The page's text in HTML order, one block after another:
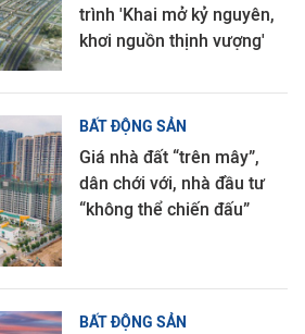
trình 'Khai mở kỷ nguyên,
khơi nguồn thịnh vượng'
BẤT ĐỘNG SẢN
Giá nhà đất “trên mây”,
dân chới với, nhà đầu tư
“không thể chiến đấu”
BẤT ĐỘNG SẢN